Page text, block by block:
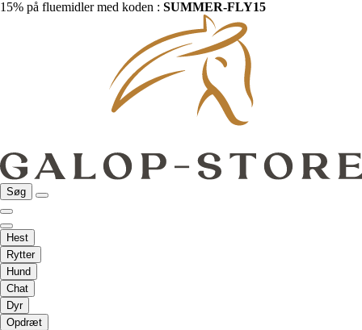
15% på fluemidler med koden : SUMMER-FLY15
Søg
Hest
Rytter
Hund
Chat
Dyr
Opdræt